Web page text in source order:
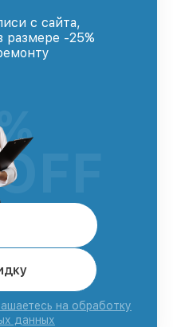
с сайта,
размере -25%
на обработку
данных